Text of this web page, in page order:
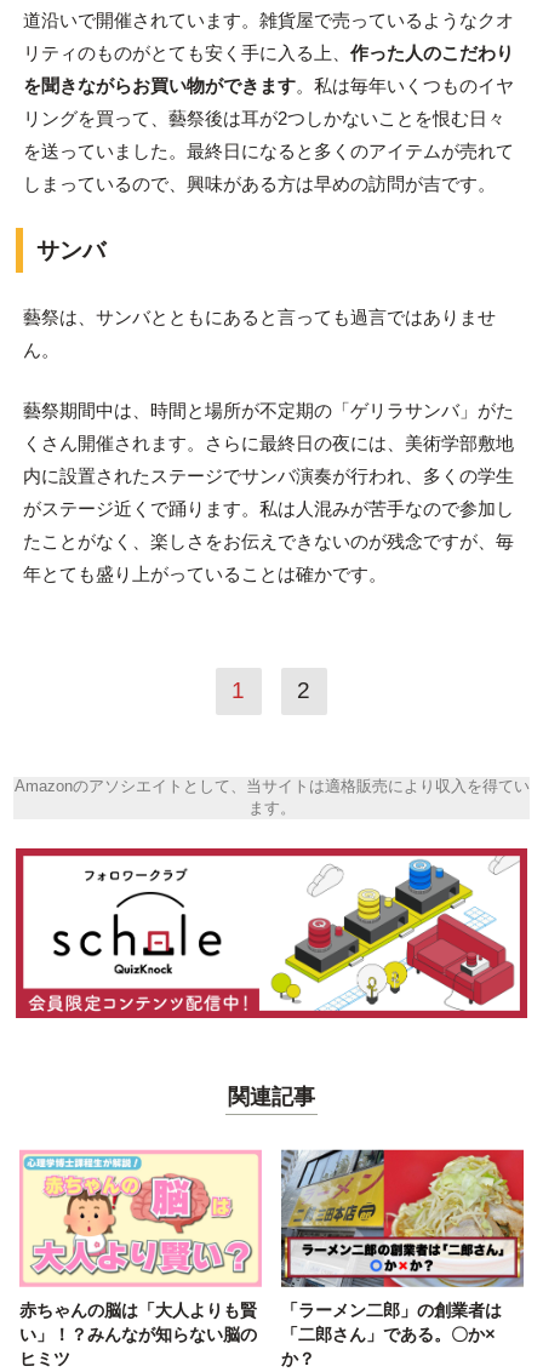
道沿いで開催されています。雑貨屋で売っているようなクオ
リティのものがとても安く手に入る上、 作った人のこだわり
を聞きながらお買い物ができます。私は毎年いくつものイヤ
リングを買って、藝祭後は耳が2つしかないことを恨む日々
を送っていました。最終日になると多くのアイテムが売れて
しまっているので、興味がある方は早めの訪問が吉です。
サンバ
藝祭は、サンバとともにあると言っても過言ではありませ
ん。
藝祭期間中は、時間と場所が不定期の「ゲリラサンバ」がた
くさん開催されます。さらに最終日の夜には、美術学部敷地
内に設置されたステージでサンバ演奏が行われ、多くの学生
がステージ近くで踊ります。私は人混みが苦手なので参加し
たことがなく、楽しさをお伝えできないのが残念ですが、毎
年とても盛り上がっていることは確かです。
1 2
Amazonのアソシエイトとして、当サイトは適格販売により収入を得てい
ます。
関連記事
赤ちゃんの脳は「大人よりも賢
い」！？みんなが知らない脳の
ヒミツ
「ラーメン二郎」の創業者は
「二郎さん」である。〇か×
か？